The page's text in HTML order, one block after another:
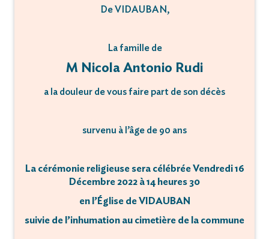
De VIDAUBAN,
La famille de
M Nicola Antonio Rudi
a la douleur de vous faire part de son décès
survenu à l’âge de 90 ans
La cérémonie religieuse sera célébrée Vendredi 16
Décembre 2022 à 14 heures 30
en l’Église de VIDAUBAN
suivie de l’inhumation au cimetière de la commune